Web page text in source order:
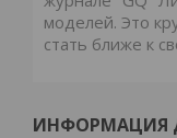
моделей. Это
стать ближе к
ИНФОРМАЦИЯ